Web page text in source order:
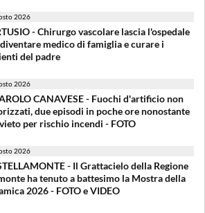
2026
- Chirurgo vascolare lascia l'ospedale
medico di famiglia e curare i
del padre
2026
CANAVESE - Fuochi d'artificio non
due episodi in poche ore nonostante
per rischio incendi - FOTO
2026
- Il Grattacielo della Regione
ha tenuto a battesimo la Mostra della
2026 - FOTO e VIDEO